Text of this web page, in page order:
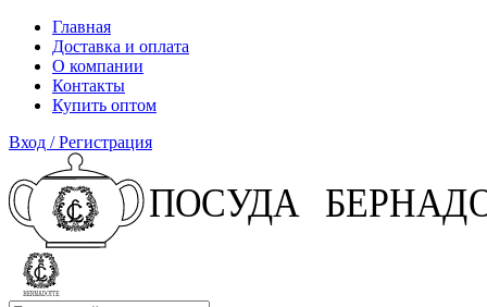
Главная
Доставка и оплата
О компании
Контакты
Купить оптом
Вход / Регистрация